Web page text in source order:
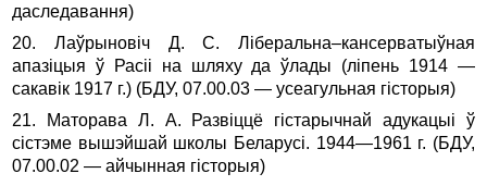
даследавання)
20. Лаўрыновіч Д. С. Ліберальна–кансерватыўная
апазіцыя ў Расіі на шляху да ўлады (ліпень 1914 —
сакавік 1917 г.) (БДУ, 07.00.03 — усеагульная гісторыя)
21. Маторава Л. А. Развіццё гістарычнай адукацыі ў
сістэме вышэйшай школы Беларусі. 1944—1961 г. (БДУ,
07.00.02 — айчынная гісторыя)